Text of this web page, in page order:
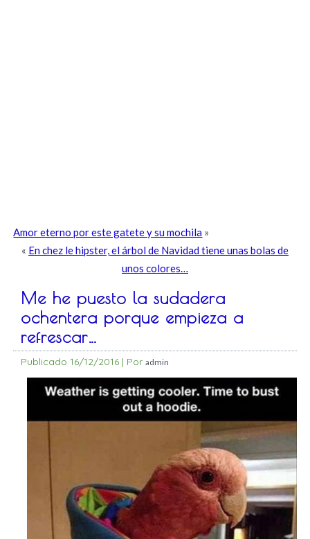
Amor eterno por este gatete y su mochila »
« En chez le hipster, el árbol de Navidad tiene unas bolas de
unos colores…
Me he puesto la sudadera
ochentera porque empieza a
refrescar…
Publicado 16/12/2016 | Por admin